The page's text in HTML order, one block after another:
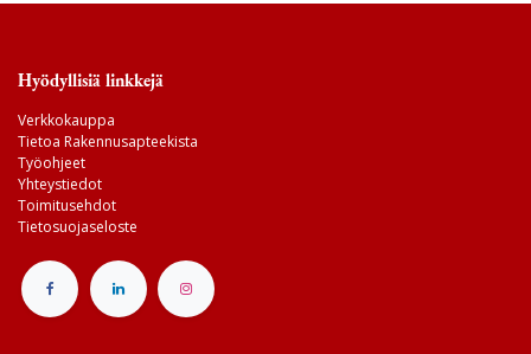
Hyödyllisiä linkkejä
Verkkokauppa
Tietoa Rakennusapteekista
Työohjeet
Yhteystiedot
Toimitusehdot
Tietosuojaseloste